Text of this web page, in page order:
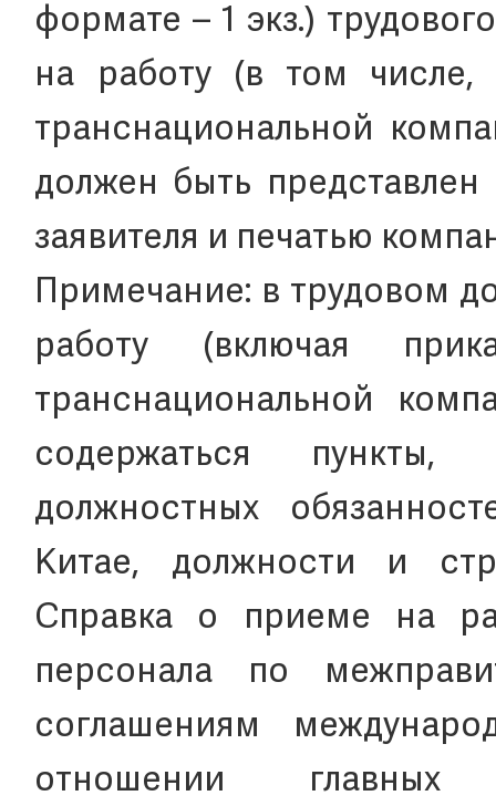
формате – 1 экз.)
на работу (в том числе,
транснациональной
должен быть
заявителя и печатью
Примечание: в трудовом
работу (включая
транснациональной
содержаться
должностных
Китае, должности и
Справка о приеме на
персонала по
соглашениям
отношении